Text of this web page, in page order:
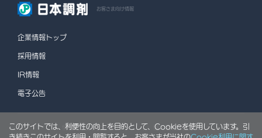
お客さま向け情報
企業情報トップ
採用情報
IR情報
電子公告
情報セキュリティポリシー 個人情報保護方針
このサイトでは、利便性の向上を目的として、Cookieを使用しています。引